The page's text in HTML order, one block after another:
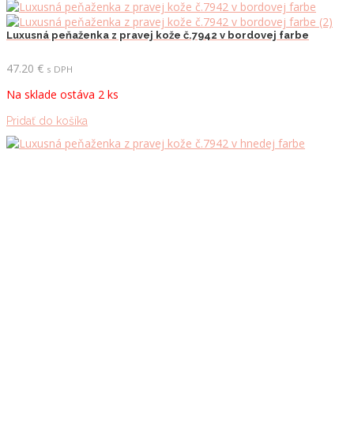
Luxusná peňaženka z pravej kože č.7942 v bordovej farbe
47.20 € s DPH
Na sklade ostáva 2 ks
Pridať do košíka